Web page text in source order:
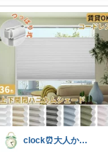
clock⏰大人かわいい